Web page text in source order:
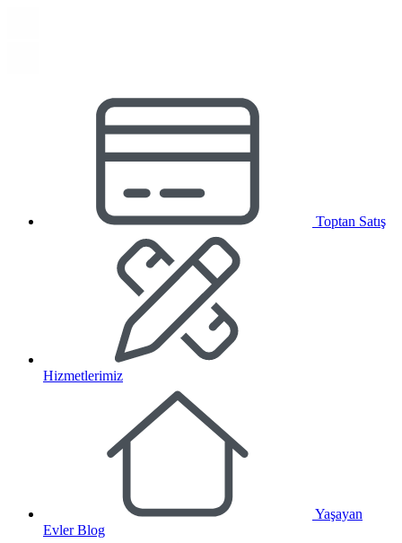
Toptan Satış
Hizmetlerimiz
Yaşayan
Evler Blog